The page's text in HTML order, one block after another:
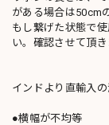
がある場合は50cm
もし繋げた状態で
い。確認させて頂
インドより直輸入
●横幅が不均等